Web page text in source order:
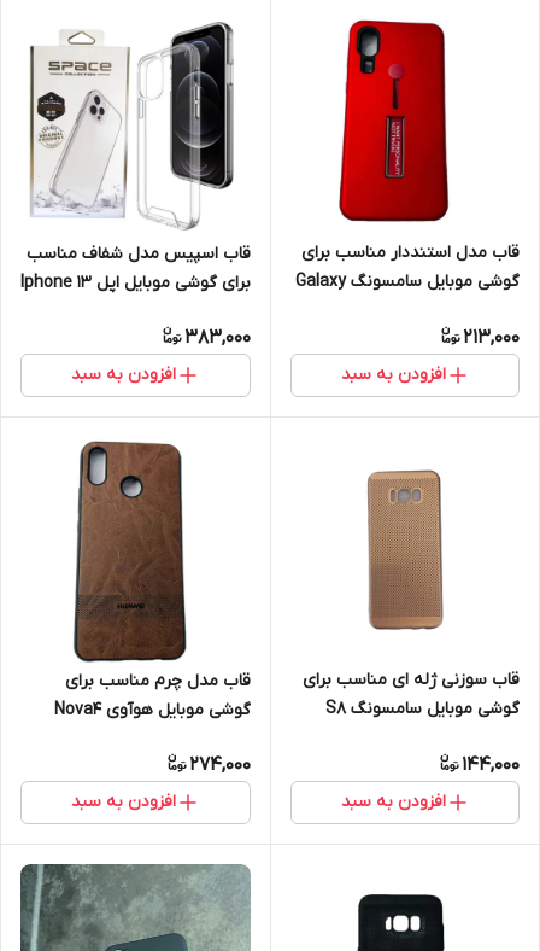
قاب مدل استنددار مناسب برای
گوشی موبایل سامسونگ Galaxy
213,000
افزودن به سبد
قاب اسپیس مدل شفاف مناسب
برای گوشی موبایل اپل Iphone 13
383,000
افزودن به سبد
قاب سوزنی ژله ای مناسب برای
گوشی موبایل سامسونگ S8
144,000
افزودن به سبد
قاب مدل چرم مناسب برای
گوشی موبایل هوآوی Nova4
274,000
افزودن به سبد